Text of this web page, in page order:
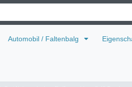
Automobil / Faltenbalg